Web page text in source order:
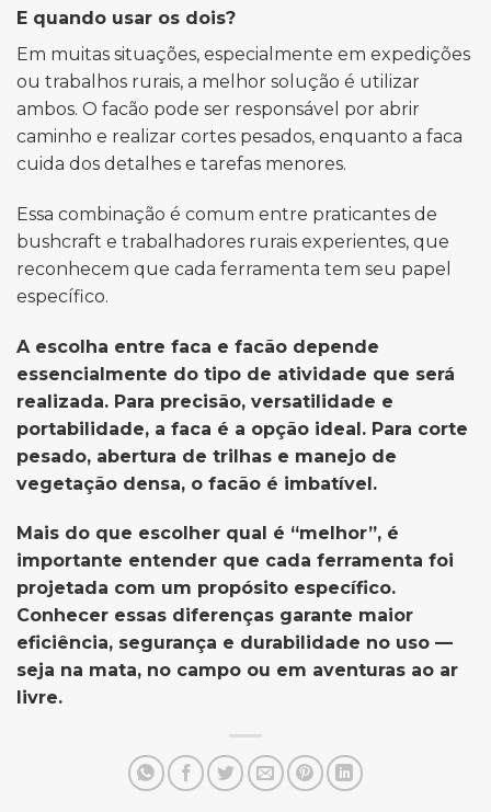
E quando usar os dois?
Em muitas situações, especialmente em expedições
ou trabalhos rurais, a melhor solução é utilizar
ambos. O facão pode ser responsável por abrir
caminho e realizar cortes pesados, enquanto a faca
cuida dos detalhes e tarefas menores.
Essa combinação é comum entre praticantes de
bushcraft e trabalhadores rurais experientes, que
reconhecem que cada ferramenta tem seu papel
específico.
A escolha entre faca e facão depende
essencialmente do tipo de atividade que será
realizada. Para precisão, versatilidade e
portabilidade, a faca é a opção ideal. Para corte
pesado, abertura de trilhas e manejo de
vegetação densa, o facão é imbatível.
Mais do que escolher qual é “melhor”, é
importante entender que cada ferramenta foi
projetada com um propósito específico.
Conhecer essas diferenças garante maior
eficiência, segurança e durabilidade no uso —
seja na mata, no campo ou em aventuras ao ar
livre.